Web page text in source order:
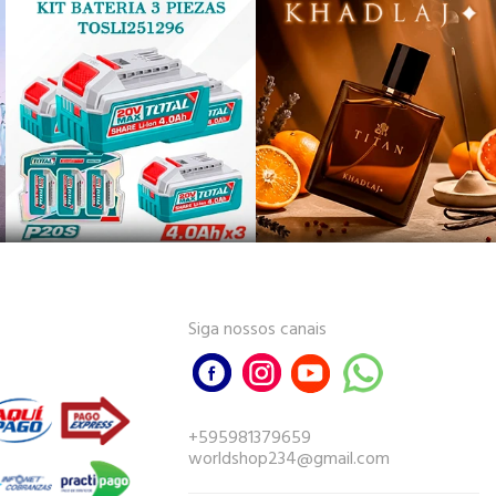
Siga nossos canais
+595981379659
worldshop234@gmail.com